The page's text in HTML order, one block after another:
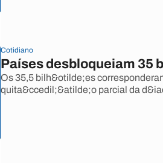
Cotidiano
Países desbloqueiam 35
Os 35,5 bilh&otilde;es
quita&ccedil;&atilde;o parcial da